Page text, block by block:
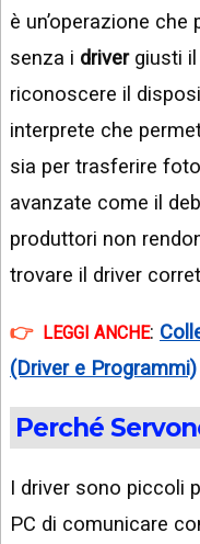
STRUMENTI
WEB
è un’operazione
senza i drivergiusti il
riconoscere il
interprete che
sia per trasferire
avanzate come il
produttori non
trovare il driver
LEGGI ANCHE:
(Driver e Programmi)
Perché
I driver sono piccoli
PC di comunicare